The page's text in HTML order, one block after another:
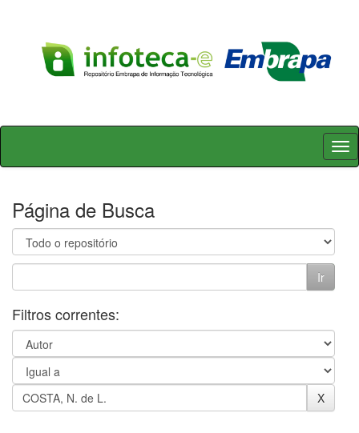
Skip
Página de Busca
Filtros correntes: